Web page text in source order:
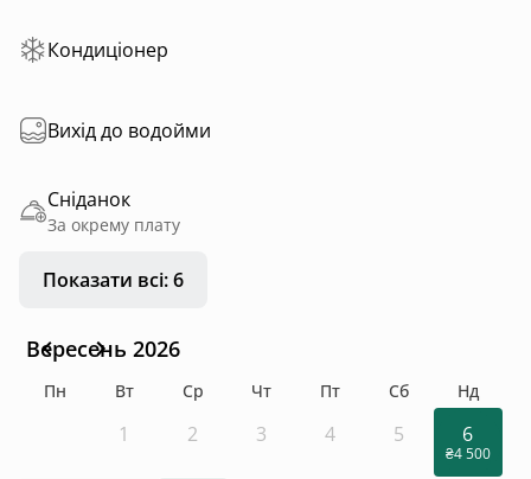
Кондиціонер
Вихід до водойми
Сніданок
За окрему плату
Показати всі: 6
Вересень 2026
Пн Вт Ср Чт Пт Сб Нд
1 2 3 4 5 6
₴4 500